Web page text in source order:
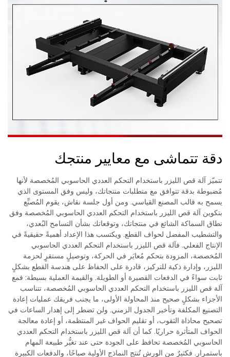
دقة تتماشى مع معايير منتجك
تتميّز آلة قص الليزر باستخدام التحكم العددي الحاسوبي المُخصصة لأنها
مُضبوطة بدقة تتوافق مع متطلبات منتجاتك، وليس وفق المستوى الذي
يسمح به قالب المصنع القياسي. ومن أول جلسة نقاش، يقوم المُصنِّع
بتكوين آلة قص الليزر باستخدام التحكم العددي الحاسوبي المُخصصة وفق
نطاق السماكة الشائع في منتجاتك، وتوقعاتك بشأن التسامح البُعدي،
والتشطيب المفضل لحواف القطع. ويكتسب هذا الإعداد أهميةً حقيقيةً في
الإنتاج الفعلي. فآلة قص الليزر باستخدام التحكم العددي الحاسوبي
المُخصصة، المزودة بتحكم مُعايَر في الحركة، وتوصيلٍ مستقرٍ لحزمة
الليزر، وإدارة ذكية للتركيز، قادرة على الحفاظ على هندسة القطع بشكلٍ
ثابت سواءً في الدفعات القصيرة أو الطويلة. والقيمة العملية بسيطة: فمع
آلة قص الليزر باستخدام التحكم العددي الحاسوبي المُخصصة، تتناسب
الأجزاء بشكلٍ صحيح منذ المحاولة الأولى، ما يجنب فريقك عمليات إعادة
التصنيع المكلفة وتأخير الجدول الزمني. ولن تضطر إلى إهدار الساعات في
تصحيح محاذاة الثقوب، أو تقليم الحواف غير المنتظمة، أو إعادة معالجة
الحواف المتأثرة حراريًا. كما أن آلة قص الليزر باستخدام التحكم العددي
الحاسوبي المُخصصة تحافظ على الجودة حتى عند تغيُّر طبيعة المهام
باستمرار. فكثيرٌ من الورش تُنتج النماذج الأولية صباحًا، والدفعات الكبيرة